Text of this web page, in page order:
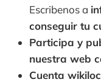
Escribenos a
conseguir tu
Participa y
nuestra web
Cuenta